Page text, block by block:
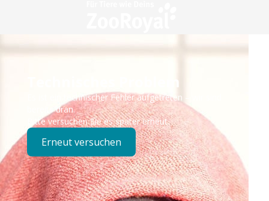
Technisches Problem
Es ist ein technischer Fehler aufgetreten – wir sind
bereits dran.
Bitte versuchen Sie es später erneut.
Erneut versuchen